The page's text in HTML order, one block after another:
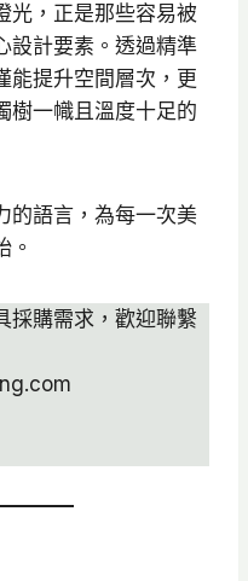
光，正是那些容易被
設計要素。透過精準
能提升空間層次，更
樹一幟且溫度十足的
的語言，為每一次美
。
採購需求，歡迎聯繫